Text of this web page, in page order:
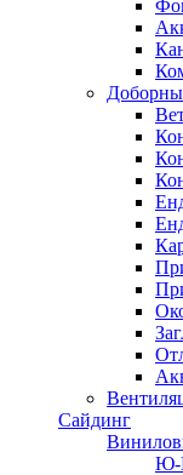
Сайдинг
Ю-